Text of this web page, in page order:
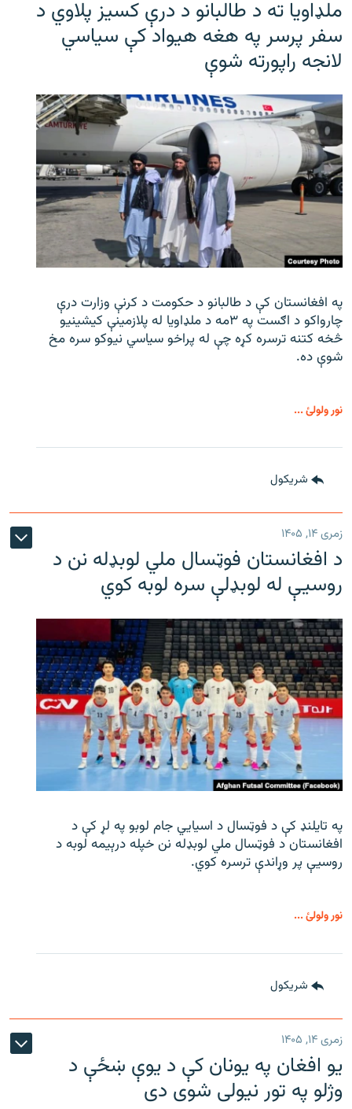
ملډاویا ته د طالبانو د درې کسیز پلاوي د
سفر پرسر په هغه هیواد کې سیاسي
لانجه راپورته شوې
په افغانستان کې د طالبانو د حکومت د کرنې وزارت درې
چارواکو د اګست په ۳مه د ملډاویا له پلازمینې کیشینیو
څخه کتنه ترسره کړه چې له پراخو سیاسي نیوکو سره مخ
شوې ده.
نور ولولئ ...
شريکول
زمری ۱۴, ۱۴۰۵
د افغانستان فوټسال ملي لوبډله نن د
روسیې له لوبډلې سره لوبه کوي
په تایلنډ کې د فوټسال د اسیایي جام لوبو په لړ کې د
افغانستان د فوټسال ملي لوبډله نن خپله درېیمه لوبه د
روسیې پر وړاندې ترسره کوي.
نور ولولئ ...
شريکول
زمری ۱۴, ۱۴۰۵
یو افغان په یونان کې د یوې ښځې د
وژلو په تور نیولی شوی دی